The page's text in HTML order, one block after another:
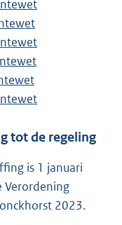
tot de regeling
is 1 januari
Verordening
2023.